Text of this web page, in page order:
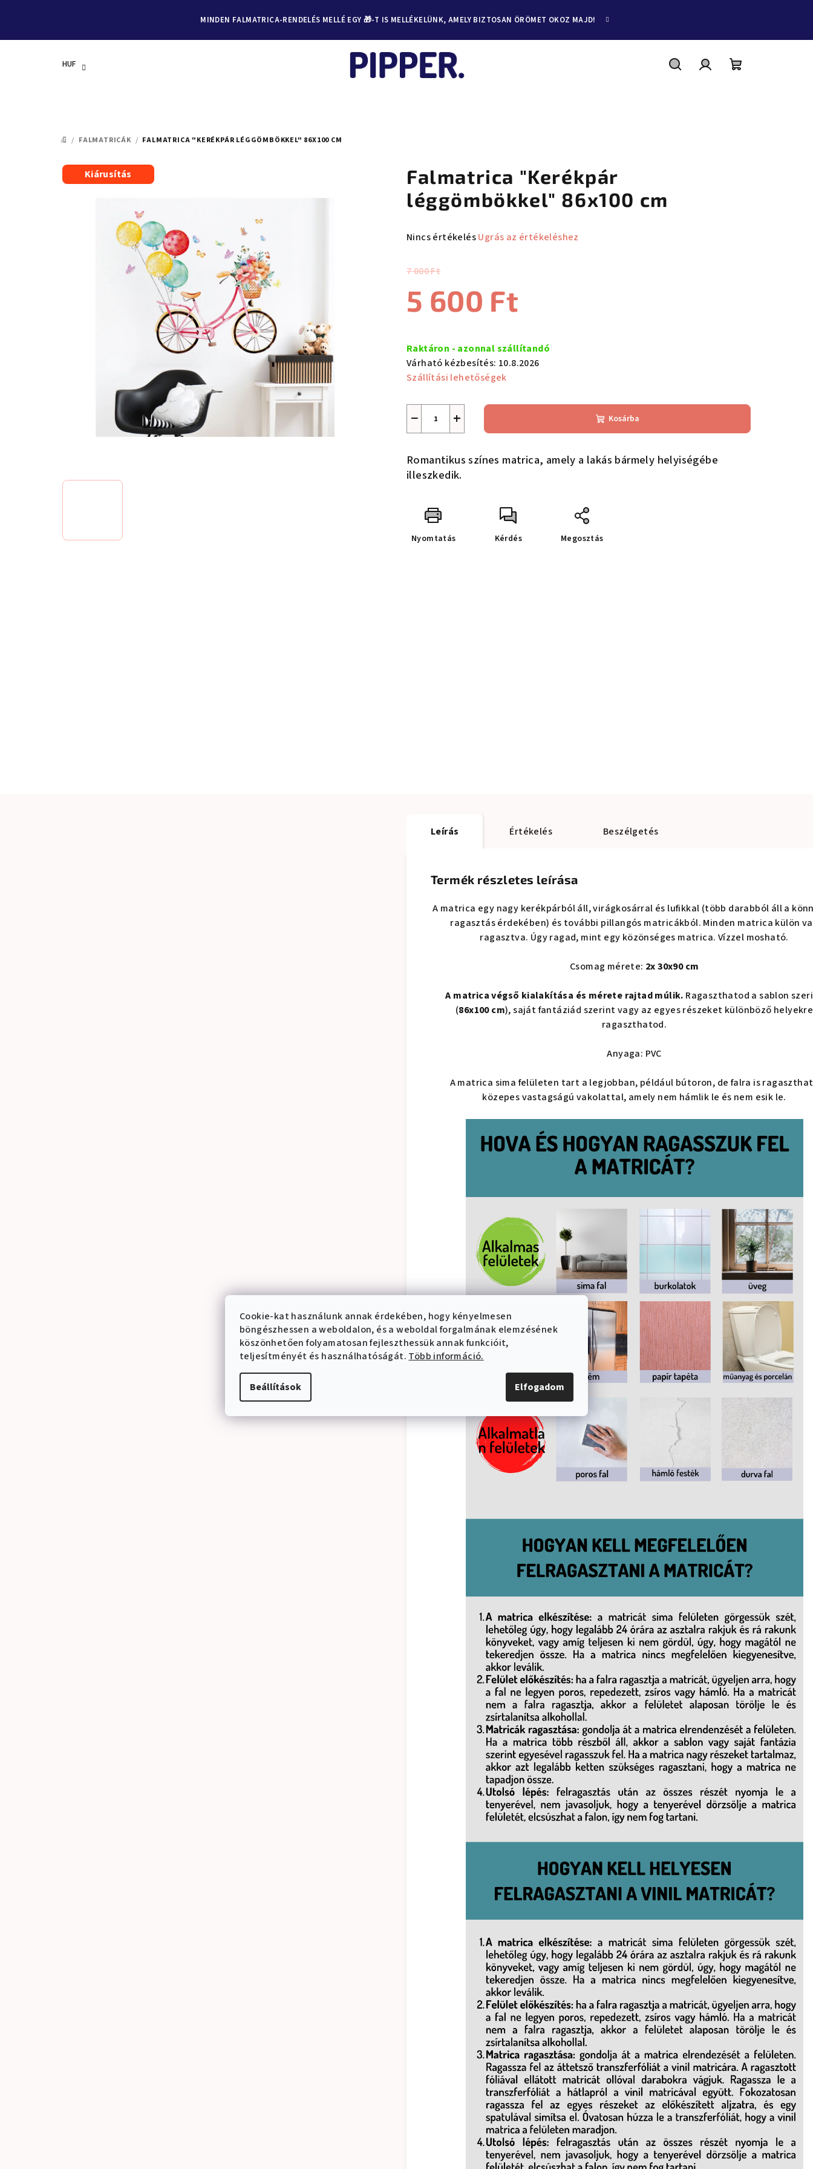
Cookie-kat használunk annak érdekében, hogy kényelmesen
böngészhessen a weboldalon, és a weboldal forgalmának elemzésének
köszönhetően folyamatosan fejleszthessük annak funkcióit,
teljesítményét és használhatóságát. Több információ.
Beállítások Elfogadom
MINDEN FALMATRICA-RENDELÉS MELLÉ EGY 🎁-T IS MELLÉKELÜNK, AMELY BIZTOSAN ÖRÖMET OKOZ MAJD!
HUF
KEZDŐLAP
/ FALMATRICÁK / FALMATRICA "KERÉKPÁR LÉGGÖMBÖKKEL" 86X100 CM
Falmatrica "Kerékpár
léggömbökkel" 86x100 cm
A
átlagos
5-
ből
Nincs értékelésUgrás az értékeléshez
7 000 Ft
5 600 Ft
Raktáron - azonnal szállítandó
Várható kézbesítés: 10.8.2026
Szállítási lehetőségek
+
− Kosárba
Romantikus színes matrica, amely a lakás bármely helyiségébe
illeszkedik.
Nyomtatás Kérdés Megosztás
Kiárusítás
Leírás Értékelés Beszélgetés
Termék részletes leírása
A matrica egy nagy kerékpárból áll, virágkosárral és lufikkal (több darabból áll a
ragasztás érdekében) és további pillangós matricákból. Minden matrica külön
ragasztva. Úgy ragad, mint egy közönséges matrica. Vízzel mosható.
Csomag mérete: 2x 30x90 cm
A matrica végső kialakítása és mérete rajtad múlik. Ragaszthatod a sablon
(86x100 cm), saját fantáziád szerint vagy az egyes részeket különböző helyekre
ragaszthatod.
Anyaga: PVC
A matrica sima felületen tart a legjobban, például bútoron, de falra is
közepes vastagságú vakolattal, amely nem hámlik le és nem esik le.